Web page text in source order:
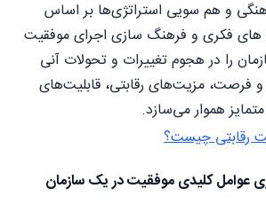
و هم سویی استراتژی‌ها بر اساس
های فکری و فرهنگ سازی اجرای موفقیت
را در هجوم تغییرات و تحولات آنی
فرصت، مزیت‌های رقابتی، قابلیت‌های
هموار می‌سازد.
رقابتی چیست؟
عوامل کلیدی موفقیت در یک سازمان